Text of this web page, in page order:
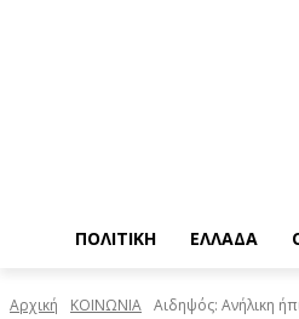
ΠΟΛΙΤΙΚΗ ΕΛΛΑΔΑ
Αρχική ΚΟΙΝΩΝΙΑ Αιδηψός: Ανήλικη